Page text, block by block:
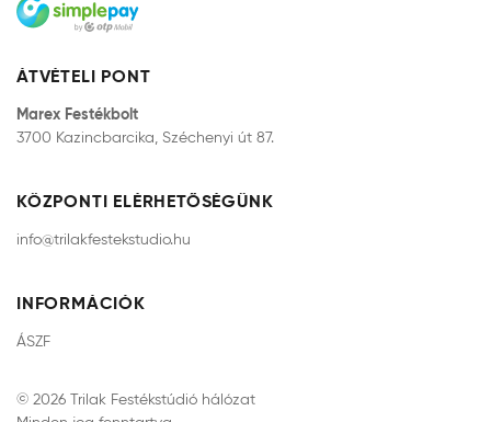
ÁTVÉTELI PONT
Marex Festékbolt
3700 Kazincbarcika, Széchenyi út 87.
KÖZPONTI ELÉRHETŐSÉGÜNK
info@trilakfestekstudio.hu
INFORMÁCIÓK
ÁSZF
© 2026 Trilak Festékstúdió hálózat